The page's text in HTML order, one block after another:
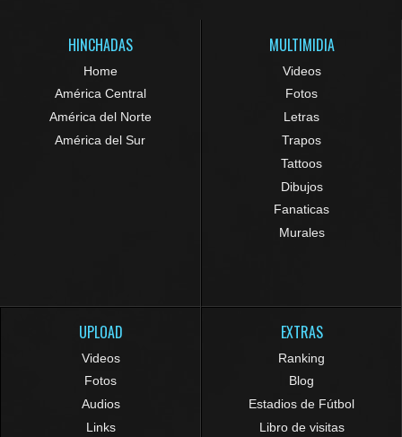
HINCHADAS
Home
América Central
América del Norte
América del Sur
MULTIMIDIA
Videos
Fotos
Letras
Trapos
Tattoos
Dibujos
Fanaticas
Murales
UPLOAD
Videos
Fotos
Audios
Links
EXTRAS
Ranking
Blog
Estadios de Fútbol
Libro de visitas